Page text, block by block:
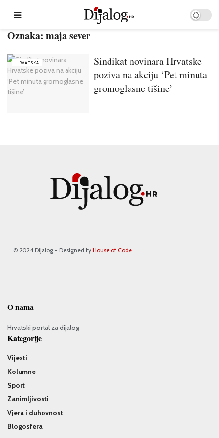
Oznaka: maja sever
HRVATSKA
Sindikat novinara Hrvatske
poziva na akciju ‘Pet minuta
gromoglasne tišine’
© 2024 Dijalog - Designed by House of Code
O nama
Hrvatski portal za dijalog
Kategorije
Vijesti
Kolumne
Sport
Zanimljivosti
Vjera i duhovnost
Blogosfera